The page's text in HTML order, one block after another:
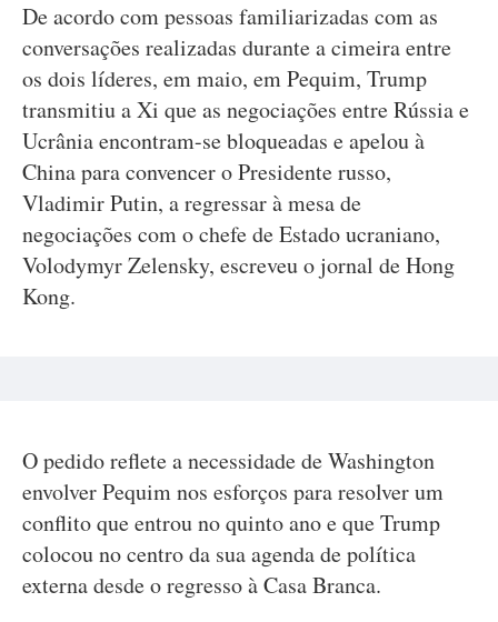
De acordo com pessoas familiarizadas com as
conversações realizadas durante a cimeira entre
os dois líderes, em maio, em Pequim, Trump
transmitiu a Xi que as negociações entre Rússia e
Ucrânia encontram-se bloqueadas e apelou à
China para convencer o Presidente russo,
Vladimir Putin, a regressar à mesa de
negociações com o chefe de Estado ucraniano,
Volodymyr Zelensky, escreveu o jornal de Hong
Kong.
O pedido reflete a necessidade de Washington
envolver Pequim nos esforços para resolver um
conflito que entrou no quinto ano e que Trump
colocou no centro da sua agenda de política
externa desde o regresso à Casa Branca.